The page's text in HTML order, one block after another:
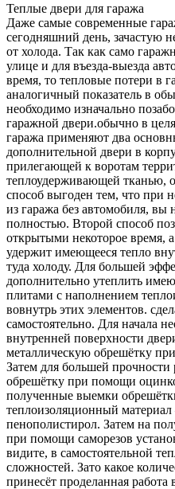
Теплые двери для гаража
Даже самые современные
сегодняшний день, зачастую
от холода. Так как само
улице и для въезда-выезда
время, то тепловые потери в
аналогичный показатель в
необходимо изначально
гаражной двери.обычно в
гаража применяют два
дополнительной двери в
прилегающей к воротам
теплоудерживающей тканью,
способ выгоден тем, что при
из гаража без автомобиля, вы
полностью. Второй способ
открытыми некоторое время,
удержит имеющееся тепло
туда холоду. Для большей
дополнительно утеплить
плитами с наполнением
вовнутрь этих элементов.
самостоятельно. Для начала
внутренней поверхности
металлическую обрешётку
Затем для большей прочности
обрешётку при помощи
полученные выемки
теплоизоляционный материал
пенополистирол. Затем на
при помощи саморезов
видите, в самостоятельной
сложностей. Зато какое
принесёт проделанная работа